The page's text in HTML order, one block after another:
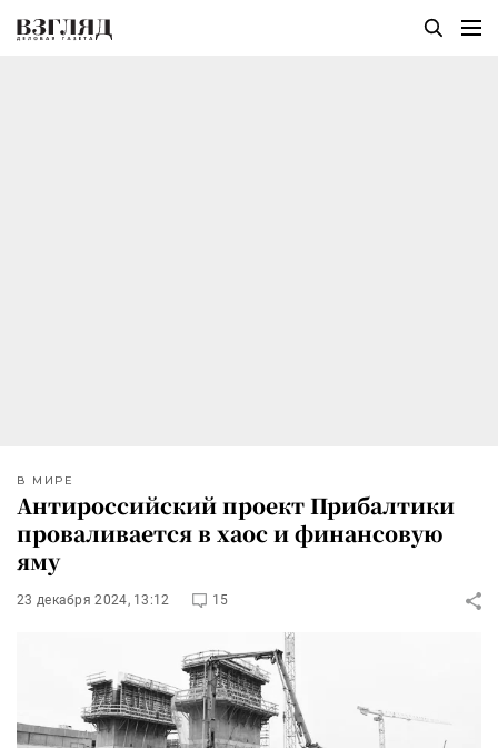
В МИРЕ
Антироссийский проект Прибалтики
проваливается в хаос и финансовую
яму
23 декабря 2024, 13:12 15